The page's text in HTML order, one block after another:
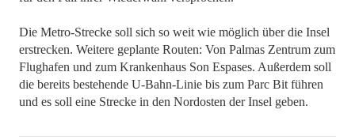
Die Metro-Strecke soll sich so weit wie möglich über die Insel
erstrecken. Weitere geplante Routen: Von Palmas Zentrum zum
Flughafen und zum Krankenhaus Son Espases. Außerdem soll
die bereits bestehende U-Bahn-Linie bis zum Parc Bit führen
und es soll eine Strecke in den Nordosten der Insel geben.